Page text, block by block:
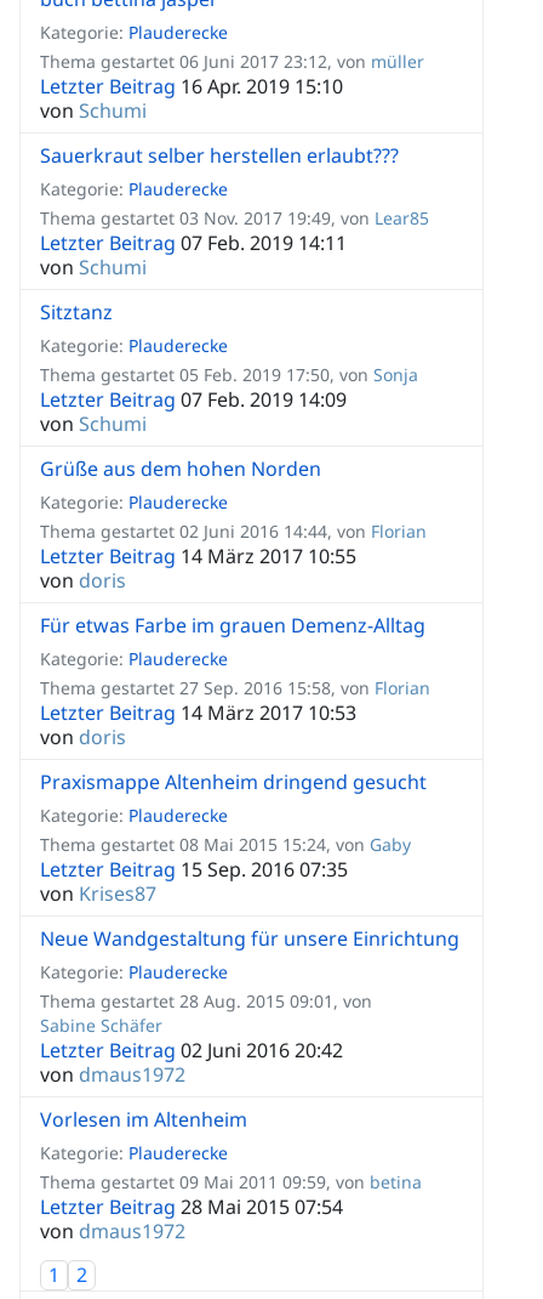
Kategorie: Plauderecke
Thema gestartet 06 Juni 2017 23:12, von müller
Letzter Beitrag 16 Apr. 2019 15:10
von Schumi
Sauerkraut selber herstellen erlaubt???
Kategorie: Plauderecke
Thema gestartet 03 Nov. 2017 19:49, von Lear85
Letzter Beitrag 07 Feb. 2019 14:11
von Schumi
Sitztanz
Kategorie: Plauderecke
Thema gestartet 05 Feb. 2019 17:50, von Sonja
Letzter Beitrag 07 Feb. 2019 14:09
von Schumi
Grüße aus dem hohen Norden
Kategorie: Plauderecke
Thema gestartet 02 Juni 2016 14:44, von Florian
Letzter Beitrag 14 März 2017 10:55
von doris
Für etwas Farbe im grauen Demenz-Alltag
Kategorie: Plauderecke
Thema gestartet 27 Sep. 2016 15:58, von Florian
Letzter Beitrag 14 März 2017 10:53
von doris
Praxismappe Altenheim dringend gesucht
Kategorie: Plauderecke
Thema gestartet 08 Mai 2015 15:24, von Gaby
Letzter Beitrag 15 Sep. 2016 07:35
von Krises87
Neue Wandgestaltung für unsere Einrichtung
Kategorie: Plauderecke
Thema gestartet 28 Aug. 2015 09:01, von
Sabine Schäfer
Letzter Beitrag 02 Juni 2016 20:42
von dmaus1972
Vorlesen im Altenheim
Kategorie: Plauderecke
Thema gestartet 09 Mai 2011 09:59, von betina
Letzter Beitrag 28 Mai 2015 07:54
von dmaus1972
1
2